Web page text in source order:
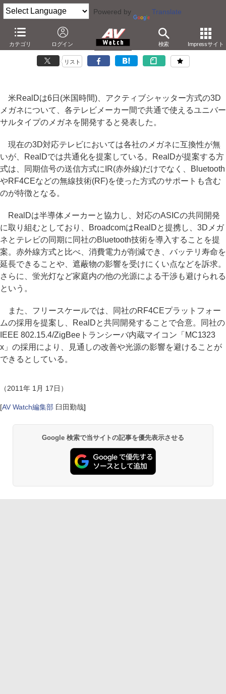
Powered by Translate
カテゴリ ログイン 検索 Impressサイト
RealD、アクティブシャッターメガネの共通化を提案
－赤外線に加え、Bluetoothなどの無線方式も
リスト
米RealDは6日(米国時間)、アクティブシャッター方式の3D
メガネについて、各テレビメーカー間で共通で使えるユニバー
サルタイプのメガネを開発すると発表した。
現在の3D対応テレビにおいては各社のメガネに互換性が無
いが、RealDでは共通化を提案している。RealDが提案する方
式は、同期信号の送信方式にIR(赤外線)だけでなく、Bluetooth
やRF4CEなどの無線技術(RF)を使った方式のサポートも含む
のが特徴となる。
RealDは半導体メーカーと協力し、対応のASICの共同開発
に取り組むとしており、BroadcomはRealDと提携し、3Dメガ
ネとテレビの同期に同社のBluetooth技術を導入することを提
案。赤外線方式と比べ、消費電力が削減でき、バッテリ寿命を
延長できることや、遮蔽物の影響を受けにくい点などを訴求。
さらに、蛍光灯など家庭内の他の光源による干渉も避けられる
という。
また、フリースケールでは、同社のRF4CEプラットフォー
ムの採用を提案し、RealDと共同開発することで合意。同社の
IEEE 802.15.4/ZigBeeトランシーバ内蔵マイコン「MC1323
x」の採用により、見通しの改善や光源の影響を避けることが
できるとしている。
（2011年 1月 17日）
[AV Watch編集部 臼田勤哉]
Google 検索で当サイトの記事を優先表示させる